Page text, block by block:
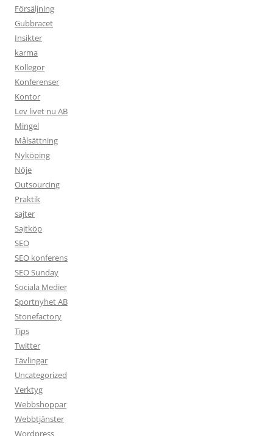
Försäljning
Gubbracet
Insikter
karma
Kollegor
Konferenser
Kontor
Lev livet nu AB
Mingel
Målsättning
Nyköping
Nöje
Outsourcing
Praktik
sajter
Sajtköp
SEO
SEO konferens
SEO Sunday
Sociala Medier
Sportnyhet AB
Stonefactory
Tips
Twitter
Tävlingar
Uncategorized
Verktyg
Webbshoppar
Webbtjänster
Wordpress